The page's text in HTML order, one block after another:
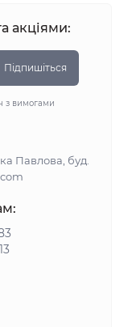
акціями:
Підпишіться
з вимогами
Павлова, буд.